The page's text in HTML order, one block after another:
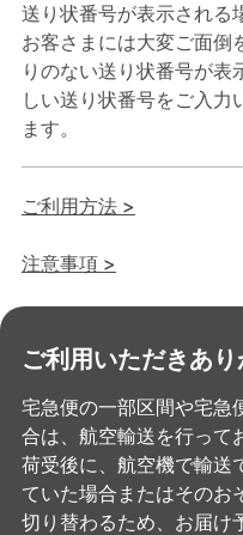
送り状番号が表示される
お客さまには大変ご面倒
りのない送り状番号が表
しい送り状番号をご入力
ます。
ご利用方法 >
注意事項 >
ご利用いただきあり
宅急便の一部区間や宅急
合は、航空輸送を行って
荷受後に、航空機で輸送
ていた場合またはそのお
切り替わるため、お届け